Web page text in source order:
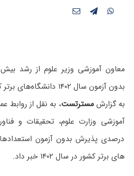
بدون آزمون سال ۱۴۰۲ دانشگاه‌های برتر کشور خبر داد.
به گزارشمسترتست، به نقل از روابط
درصدی پذیرش بدون آزمون
های برتر کشور در سال ۱۴۰۲ خبر داد.